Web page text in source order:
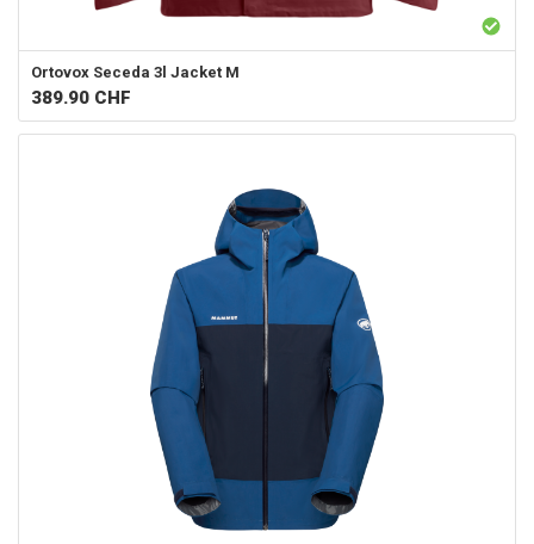
Ortovox Seceda 3l Jacket M
389.90 CHF